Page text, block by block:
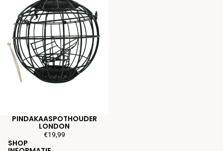
PINDAKAASPOTHOUDER
LONDON
€19,99
SHOP